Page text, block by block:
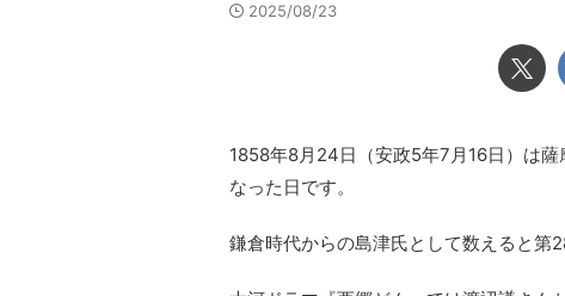
2025/08/23
1858年8月24日（安政5年7月16日）は薩
なった日です。
鎌倉時代からの島津氏として数えると第